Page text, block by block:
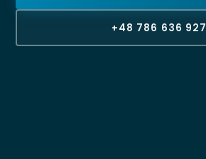
+48 786 636 927